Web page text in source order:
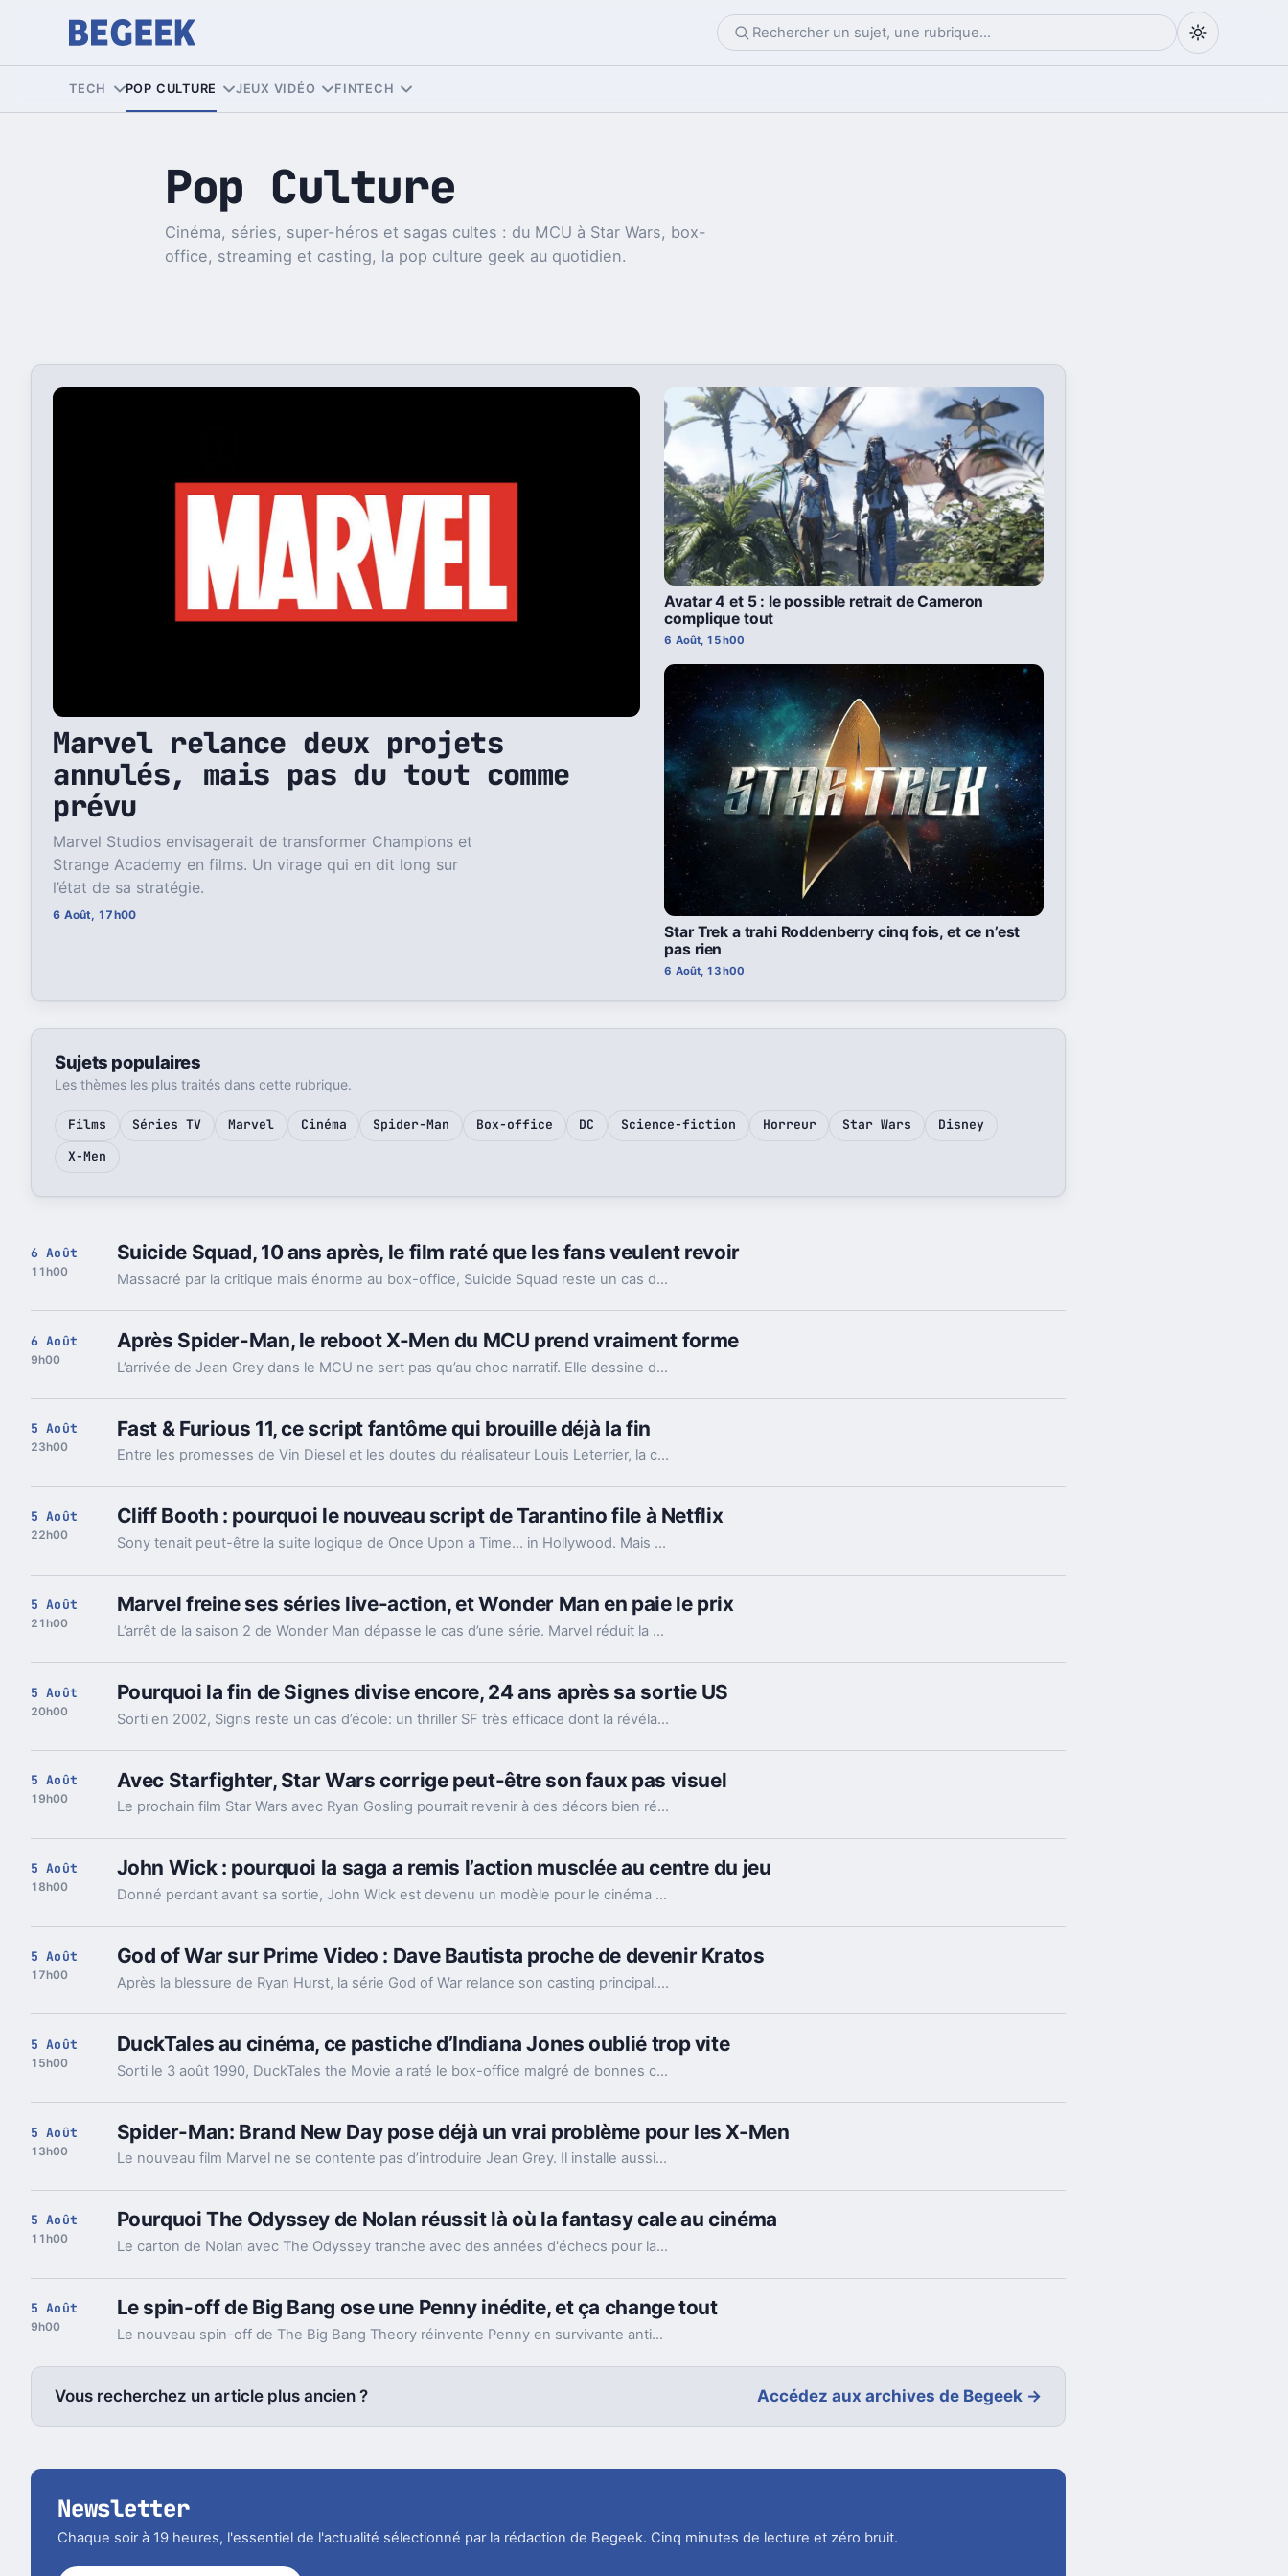
TECH POP CULTURE JEUX VIDÉO FINTECH
Pop Culture
Cinéma, séries, super-héros et sagas cultes : du MCU à Star Wars, box-
office, streaming et casting, la pop culture geek au quotidien.
Marvel relance deux projets
annulés, mais pas du tout comme
prévu
Marvel Studios envisagerait de transformer Champions et
Strange Academy en films. Un virage qui en dit long sur
l’état de sa stratégie.
6 Août, 17h00
Avatar 4 et 5 : le possible retrait de Cameron
complique tout
6 Août, 15h00
Star Trek a trahi Roddenberry cinq fois, et ce n’est
pas rien
6 Août, 13h00
Sujets populaires
Les thèmes les plus traités dans cette rubrique.
Films Séries TV Marvel Cinéma Spider-Man Box-office DC Science-fiction Horreur Star Wars
Disney
X-Men
6 Août
11h00
Suicide Squad, 10 ans après, le film raté que les fans veulent revoir
Massacré par la critique mais énorme au box-office, Suicide Squad reste un cas d’école chez DC. Et l’appel au montage d’Ayer n’a jamais cessé.
6 Août
9h00
Après Spider-Man, le reboot X-Men du MCU prend vraiment forme
L’arrivée de Jean Grey dans le MCU ne sert pas qu’au choc narratif. Elle dessine déjà l’âge, les thèmes et les menaces du futur film X-Men.
5 Août
23h00
Fast & Furious 11, ce script fantôme qui brouille déjà la fin
Entre les promesses de Vin Diesel et les doutes du réalisateur Louis Leterrier, la conclusion de la saga Fast & Furious paraît plus floue que prévu.
5 Août
22h00
Cliff Booth : pourquoi le nouveau script de Tarantino file à Netflix
Sony tenait peut-être la suite logique de Once Upon a Time… in Hollywood. Mais un choix de Quentin Tarantino a déplacé le projet vers Netflix.
5 Août
21h00
Marvel freine ses séries live-action, et Wonder Man en paie le prix
L’arrêt de la saison 2 de Wonder Man dépasse le cas d’une série. Marvel réduit la voilure sur Disney+ pour éviter d’user sa machine cinéma.
5 Août
20h00
Pourquoi la fin de Signes divise encore, 24 ans après sa sortie US
Sorti en 2002, Signs reste un cas d’école: un thriller SF très efficace dont la révélation finale continue de diviser autour de M. Night Shyamalan.
5 Août
19h00
Avec Starfighter, Star Wars corrige peut-être son faux pas visuel
Le prochain film Star Wars avec Ryan Gosling pourrait revenir à des décors bien réels. Un détail technique, mais pas du tout anodin pour la saga.
5 Août
18h00
John Wick : pourquoi la saga a remis l’action musclée au centre du jeu
Donné perdant avant sa sortie, John Wick est devenu un modèle pour le cinéma d’action. Et pour Keanu Reeves, ce succès tient aussi au respect du public.
5 Août
17h00
God of War sur Prime Video : Dave Bautista proche de devenir Kratos
Après la blessure de Ryan Hurst, la série God of War relance son casting principal. Dave Bautista négocie pour reprendre Kratos et relancer le tournage.
5 Août
15h00
DuckTales au cinéma, ce pastiche d’Indiana Jones oublié trop vite
Sorti le 3 août 1990, DuckTales the Movie a raté le box-office malgré de bonnes critiques. Son vrai intérêt est ailleurs, dans un étonnant aller-retour avec Indiana Jones.
5 Août
13h00
Spider-Man: Brand New Day pose déjà un vrai problème pour les X-Men
Le nouveau film Marvel ne se contente pas d’introduire Jean Grey. Il installe aussi une technologie et un antagoniste qui sentent très fort le Weapon X.
5 Août
11h00
Pourquoi The Odyssey de Nolan réussit là où la fantasy cale au cinéma
Le carton de Nolan avec The Odyssey tranche avec des années d'échecs pour la fantasy épique. La vraie différence tient moins au casting qu'à la mise en scène.
5 Août
9h00
Le spin-off de Big Bang ose une Penny inédite, et ça change tout
Le nouveau spin-off de The Big Bang Theory réinvente Penny en survivante anti-IA. Un simple caméo, mais pas si anodin.
Vous recherchez un article plus ancien ? Accédez aux archives de Begeek →
Newsletter
Chaque soir à 19 heures, l'essentiel de l'actualité sélectionné par la rédaction de Begeek. Cinq minutes de lecture et zéro bruit.